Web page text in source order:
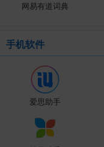
网易有道词典
手机软件
爱思助手